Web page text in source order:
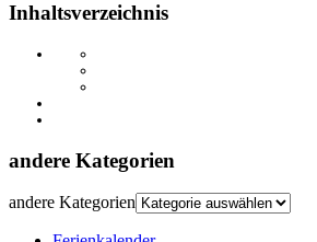
Inhaltsverzeichnis
andere Kategorien
andere Kategorien